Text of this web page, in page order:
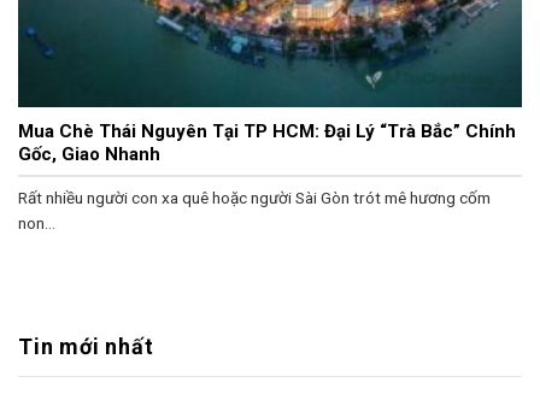
Mua Chè Thái Nguyên Tại TP HCM: Đại Lý “Trà Bắc” Chính
Gốc, Giao Nhanh
Rất nhiều người con xa quê hoặc người Sài Gòn trót mê hương cốm
non...
Tin mới nhất